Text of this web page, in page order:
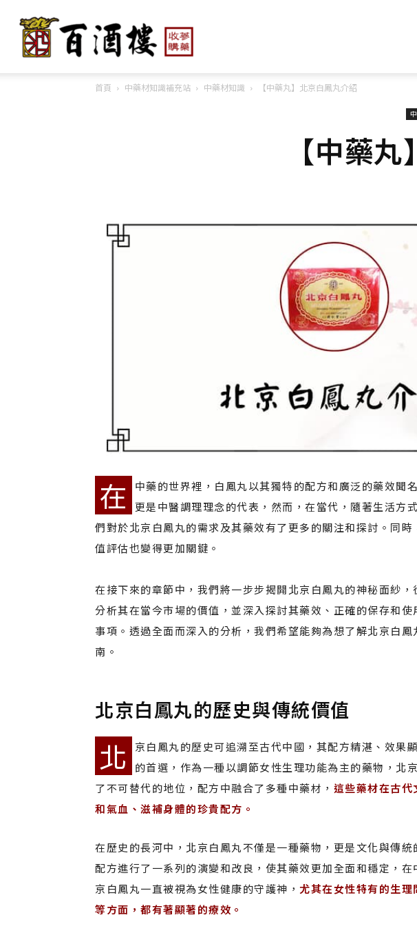
首頁 中藥材知識補充站 中藥材知識 【中藥丸】北京白鳳丸介紹
【中藥
在
中藥的世界裡，白鳳丸以其獨特的配方和廣泛的藥效聞
更是中醫調理理念的代表，然而，在當代，隨著生活方
們對於北京白鳳丸的需求及其藥效有了更多的關注和探討。同
值評估也變得更加關鍵。
在接下來的章節中，我們將一步步揭開北京白鳳丸的神秘面紗
分析其在當今市場的價值，並深入探討其藥效、正確的保存和
事項。透過全面而深入的分析，我們希望能夠為想了解北京白
南。
北京白鳳丸的歷史與傳統價值
北
京白鳳丸的歷史可追溯至古代中國，其配方精湛、效果
的首選，作為一種以調節女性生理功能為主的藥物，北
了不可替代的地位，配方中融合了多種中藥材， 這些藥材在古
和氣血、滋補身體的珍貴配方。
在歷史的長河中，北京白鳳丸不僅是一種藥物，更是文化與傳
配方進行了一系列的演變和改良，使其藥效更加全面和穩定，
京白鳳丸一直被視為女性健康的守護神， 尤其在女性特有的生
等方面，都有著顯著的療效。